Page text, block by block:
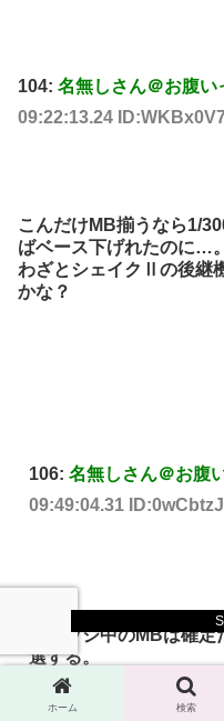
104: 名無しさん＠お腹い
09:22:13.24
こんだけMB揃うなら1/
ばベース下げれたのに…。
わざとシェイクⅡの後継
かな？
106: 名無しさん＠お腹
09:49:04.31
>>104
ジャッジ中のMBは確
選する。
MB優遇ゲーだから楽し
ホーム 検索